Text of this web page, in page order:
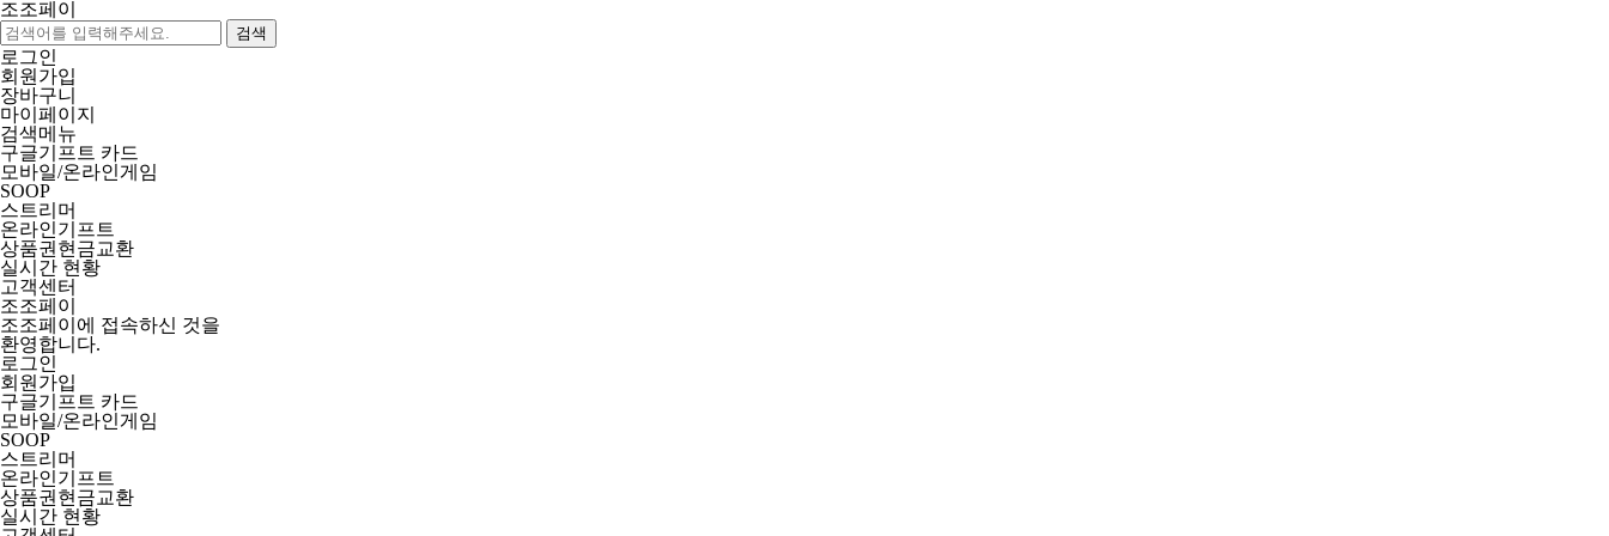
조조페이
검색
로그인
회원가입
장바구니
마이페이지
검색메뉴
구글기프트 카드
모바일/온라인게임
SOOP
스트리머
온라인기프트
상품권현금교환
실시간 현황
고객센터
조조페이
조조페이에 접속하신 것을
환영합니다.
로그인
회원가입
구글기프트 카드
모바일/온라인게임
SOOP
스트리머
온라인기프트
상품권현금교환
실시간 현황